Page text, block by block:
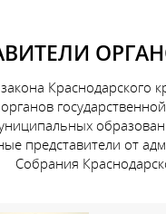
представители от
Собрания